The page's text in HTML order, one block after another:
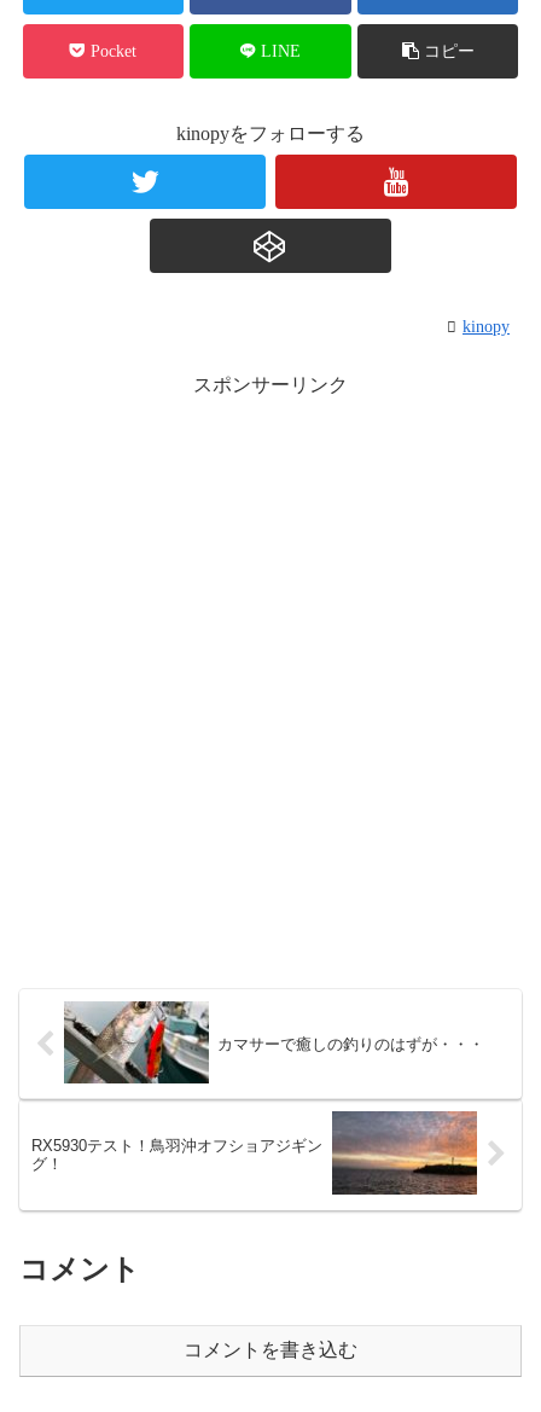
Pocket LINE コピー
kinopyをフォローする
kinopy
スポンサーリンク
カマサーで癒しの釣りのはずが・・・
RX5930テスト！鳥羽沖オフショアジギン
グ！
コメント
コメントを書き込む